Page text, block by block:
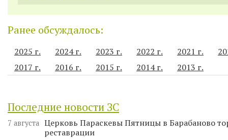
Ранее обсуждалось:
2025 г. 2024 г. 2023 г. 2022 г. 2021 г.
2017 г.
2016 г. 2015 г. 2014 г. 2013 г.
Последние новости ЗС
7 августа Церковь Параскевы Пятницы в Барабаново
реставрации